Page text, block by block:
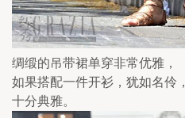
绸缎的吊带裙单穿非常优雅，
如果搭配一件开衫，犹如名伶，
十分典雅。